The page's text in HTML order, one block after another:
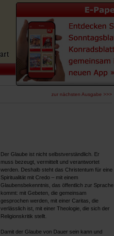
zur nächsten Ausgabe >>>
Der Glaube ist nicht selbstverständlich. Er
muss bezeugt, vermittelt und verantwortet
werden. Deshalb steht das Christentum für eine
Spiritualität mit Credo – mit einem
Glaubensbekenntnis, das öffentlich zur Sprache
kommt: mit Gebeten, die gemeinsam
gesprochen werden, mit einer Caritas, die
verlässlich ist, mit einer Theologie, die sich der
Religionskritik stellt.
Damit der Glaube von Dauer sein kann und